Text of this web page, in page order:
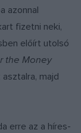
azonnal
fizetni neki,
előírt utolsó
the Money
majd
erre az a híres-